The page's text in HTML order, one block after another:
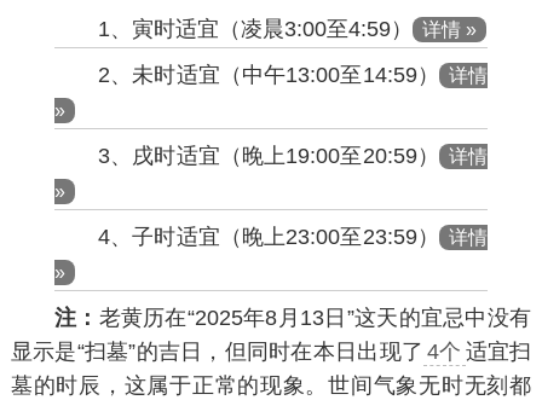
1、寅时适宜（凌晨3:00至4:59）
详情 »
2、未时适宜（中午13:00至14:59）
详情
»
3、戌时适宜（晚上19:00至20:59）
详情
»
4、子时适宜（晚上23:00至23:59）
详情
»
注： 老黄历在“2025年8月13日”这天的宜忌中没有
显示是“扫墓”的吉日，但同时在本日出现了 4个 适宜扫
墓的时辰，这属于正常的现象。世间气象无时无刻都